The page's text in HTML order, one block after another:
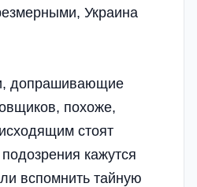
Украина
допрашивающие
похоже,
стоят
кажутся
вспомнить тайную